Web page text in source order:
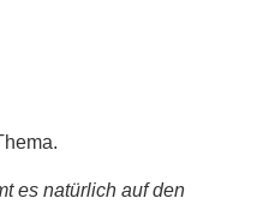
es natürlich auf den